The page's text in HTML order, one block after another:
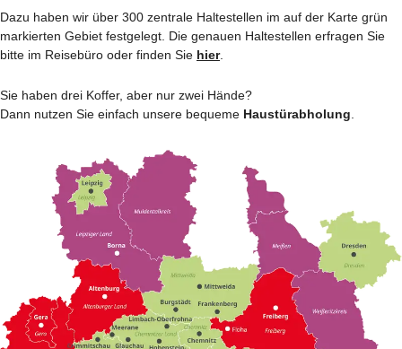
Dazu haben wir über 300 zentrale Haltestellen im auf der Karte grün
markierten Gebiet festgelegt. Die genauen Haltestellen erfragen Sie
bitte im Reisebüro oder finden Sie hier.
Sie haben drei Koffer, aber nur zwei Hände?
Dann nutzen Sie einfach unsere bequeme Haustürabholung.